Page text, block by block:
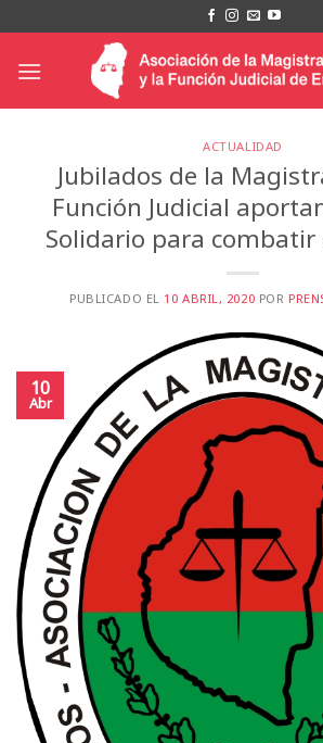
al
contenido
ACTUALIDAD
Jubilados de la
Función Judicial
Solidario para combatir
PUBLICADO EL 10 ABRIL, 2020 POR
10
Abr